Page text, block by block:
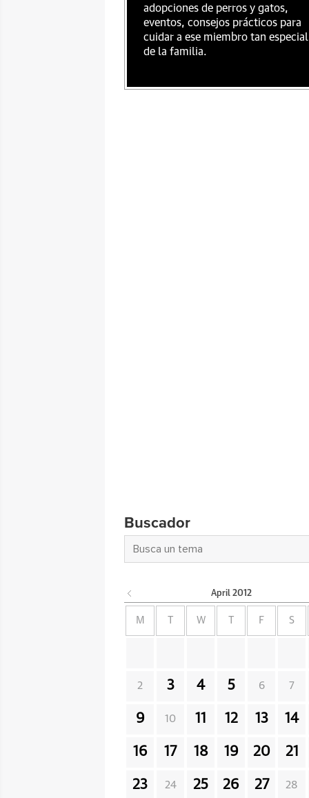
adopciones de perros y gatos,
eventos, consejos prácticos para
cuidar a ese miembro tan especial
de la familia.
Buscador
April 2012
M W F S
2 3 4 5 6 7
9 10 11 12 13 14
16 17 18 19 20 21
23 24 25 26 27 28